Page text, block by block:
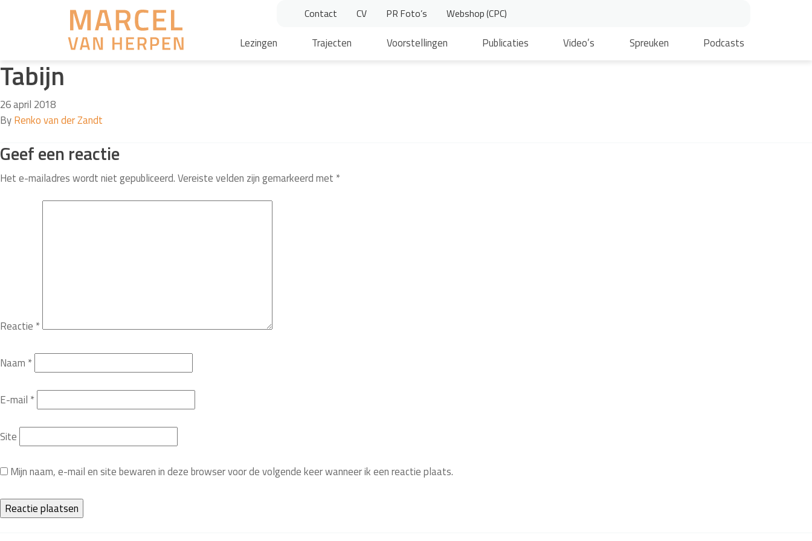
Contact CV PR Foto’s Webshop (CPC)
Lezingen Trajecten Voorstellingen Publicaties Video’s Spreuken Podcasts
Tabijn
26 april 2018
ByRenko van der Zandt
Geef een reactie
Het e-mailadres wordt niet gepubliceerd.Vereiste velden zijn gemarkeerd met *
Reactie *
Naam *
E-mail *
Site
Mijn naam, e-mail en site bewaren in deze browser voor de volgende keer wanneer ik een reactie plaats.